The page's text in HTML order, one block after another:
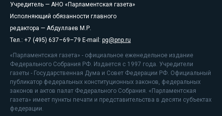
Учредитель — АНО «Парламентская газета»
Исполняющий обязанности главного
редактора — Абдуллаев М.Р.
Тел.: +7 (495) 637–69–79 E-mail: pg@pnp.ru
«Парламентская газета» - официальное еженедельное издание
Федерального Собрания РФ. Издается с 1997 года. Учредители
газеты - Государственная Дума и Совет Федерации РФ. Официальный
публикатор федеральных конституционных законов, федеральных
законов и актов палат Федерального Собрания. «Парламентская
газета» имеет пункты печати и представительства в десяти субъектах
федерации.